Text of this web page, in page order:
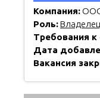
Компания:
Роль:
Требования к
Дата
Вакансия